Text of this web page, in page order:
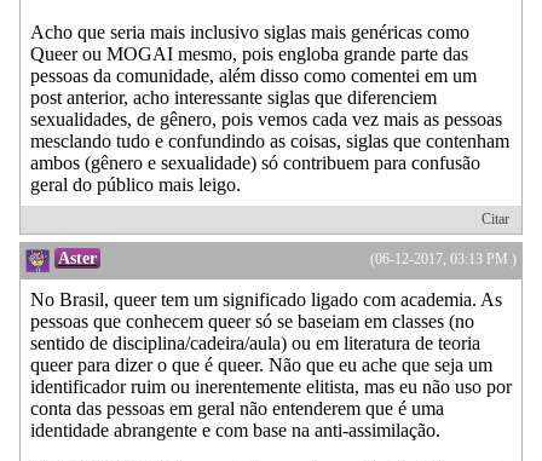
Acho que seria mais inclusivo siglas mais genéricas como
Queer ou MOGAI mesmo, pois engloba grande parte das
pessoas da comunidade, além disso como comentei em um
post anterior, acho interessante siglas que diferenciem
sexualidades, de gênero, pois vemos cada vez mais as pessoas
mesclando tudo e confundindo as coisas, siglas que contenham
ambos (gênero e sexualidade) só contribuem para confusão
geral do público mais leigo.
Citar
(06-12-2017, 03:13 PM )
Aster
No Brasil, queer tem um significado ligado com academia. As
pessoas que conhecem queer só se baseiam em classes (no
sentido de disciplina/cadeira/aula) ou em literatura de teoria
queer para dizer o que é queer. Não que eu ache que seja um
identificador ruim ou inerentemente elitista, mas eu não uso por
conta das pessoas em geral não entenderem que é uma
identidade abrangente e com base na anti-assimilação.